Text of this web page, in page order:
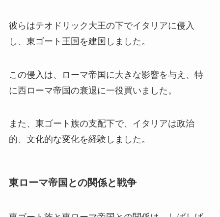
彼らはテオドリック大王の下でイタリアに侵入
し、東ゴート王国を建国しました。
この侵入は、ローマ帝国に大きな影響を与え、特
に西ローマ帝国の衰退に一役買いました。
また、東ゴート族の支配下で、イタリアは政治
的、文化的な変化を経験しました。
東ローマ帝国との関係と戦争